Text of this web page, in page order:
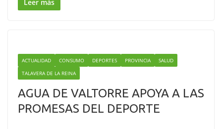
Leer más
ACTUALIDAD CONSUMO DEPORTES PROVINCIA
SALUD
TALAVERA DE LA REINA
AGUA DE VALTORRE APOYA A LAS
PROMESAS DEL DEPORTE